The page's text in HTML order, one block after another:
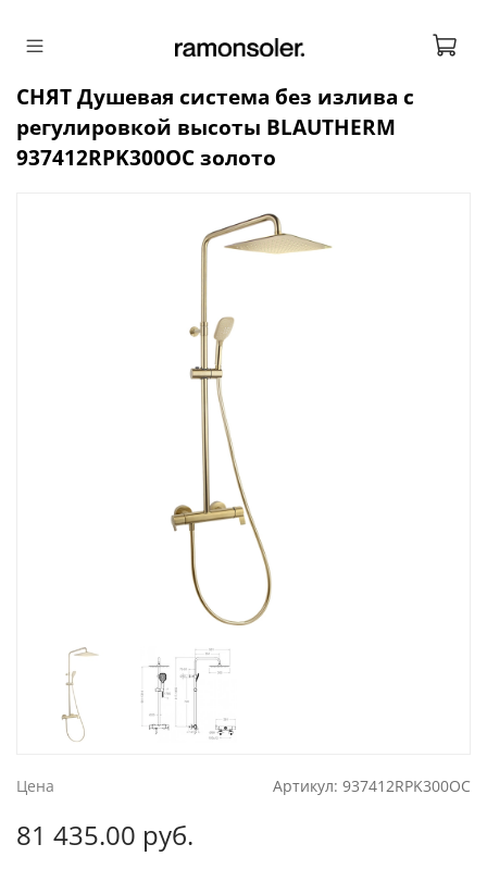
Цена Артикул: 937412RPK300OC
СНЯТ Душевая система без излива с
регулировкой высоты BLAUTHERM
937412RPK300OC золото
81 435.00 руб.